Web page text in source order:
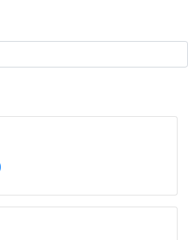
Ricerca -